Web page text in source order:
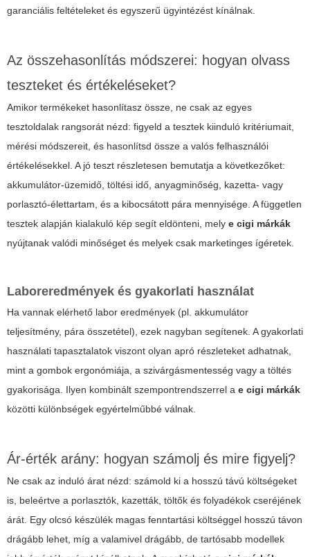
garanciális feltételeket és egyszerű ügyintézést kínálnak.
Az összehasonlítás módszerei: hogyan olvass
teszteket és értékeléseket?
Amikor termékeket hasonlítasz össze, ne csak az egyes
tesztoldalak rangsorát nézd: figyeld a tesztek kiinduló kritériumait,
mérési módszereit, és hasonlítsd össze a valós felhasználói
értékelésekkel. A jó teszt részletesen bemutatja a következőket:
akkumulátor-üzemidő, töltési idő, anyagminőség, kazetta- vagy
porlasztó-élettartam, és a kibocsátott pára mennyisége. A független
tesztek alapján kialakuló kép segít eldönteni, mely e cigi márkák
nyújtanak valódi minőséget és melyek csak marketinges ígéretek.
Laboreredmények és gyakorlati használat
Ha vannak elérhető labor eredmények (pl. akkumulátor
teljesítmény, pára összetétel), ezek nagyban segítenek. A gyakorlati
használati tapasztalatok viszont olyan apró részleteket adhatnak,
mint a gombok ergonómiája, a szivárgásmentesség vagy a töltés
gyakorisága. Ilyen kombinált szempontrendszerrel a e cigi márkák
közötti különbségek egyértelműbbé válnak.
Ár-érték arány: hogyan számolj és mire figyelj?
Ne csak az induló árat nézd: számold ki a hosszú távú költségeket
is, beleértve a porlasztók, kazetták, töltők és folyadékok cseréjének
árát. Egy olcsó készülék magas fenntartási költséggel hosszú távon
drágább lehet, míg a valamivel drágább, de tartósabb modellek